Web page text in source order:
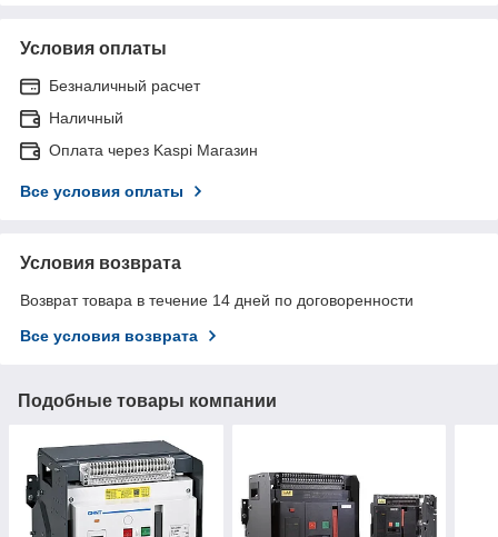
Условия оплаты
Безналичный расчет
Наличный
Оплата через Kaspi Магазин
Все условия оплаты
Условия возврата
Возврат товара в течение 14 дней по договоренности
Все условия возврата
Подобные товары компании